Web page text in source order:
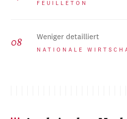
FEUILLETON
Weniger detailliert
NATIONALE